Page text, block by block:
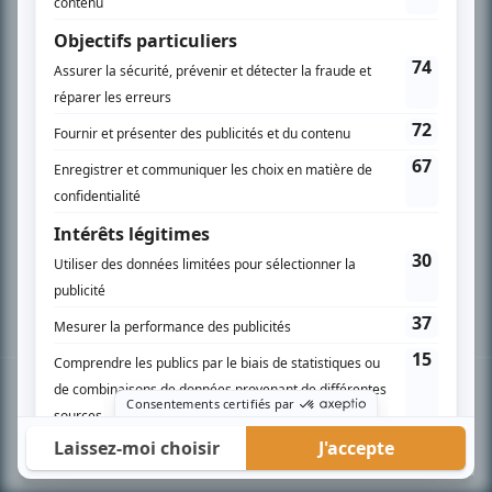
PLAN DU SITE
Accueil
Termes et conditions
© BIZZ Média